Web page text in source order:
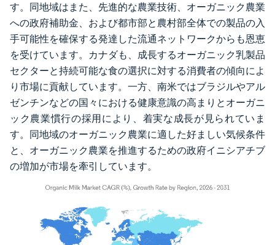
す。同地域はまた、先進的な農業技術、オーガニック農業
への政府補助金、および都市部と農村部全体での製品の入
手可能性を確保する発達した流通ネットワークからも恩恵
を受けています。カナダも、成長するオーガニック乳製品
セクターと持続可能な食の選択に対する消費者の傾向によ
り市場に貢献しています。一方、南米ではブラジルやアル
ゼンチンなどの国々における健康意識の高まりとオーガニ
ック農業慣行の採用により、着実な成長が見られていま
す。同地域のオーガニック農業に適した好ましい気候条件
と、オーガニック農業を推進するための政府イニシアチブ
の増加が市場を牽引しています。